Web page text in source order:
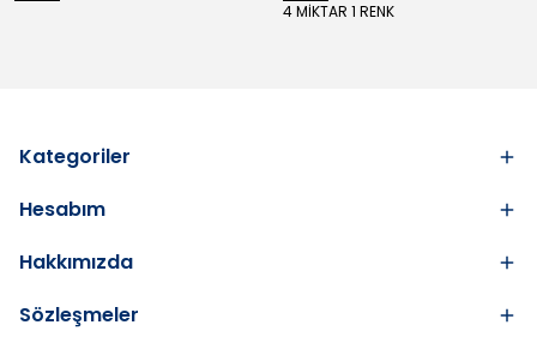
4 MİKTAR 1 RENK
Kategoriler
Hesabım
Hakkımızda
Sözleşmeler